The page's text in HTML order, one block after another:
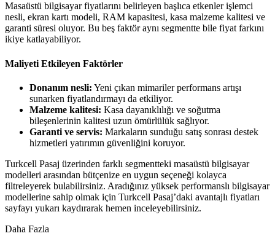
Masaüstü bilgisayar fiyatlarını belirleyen başlıca etkenler işlemci
nesli, ekran kartı modeli, RAM kapasitesi, kasa malzeme kalitesi ve
garanti süresi oluyor. Bu beş faktör aynı segmentte bile fiyat farkını
ikiye katlayabiliyor.
Maliyeti Etkileyen Faktörler
Donanım nesli: Yeni çıkan mimariler performans artışı
sunarken fiyatlandırmayı da etkiliyor.
Malzeme kalitesi: Kasa dayanıklılığı ve soğutma
bileşenlerinin kalitesi uzun ömürlülük sağlıyor.
Garanti ve servis: Markaların sunduğu satış sonrası destek
hizmetleri yatırımın güvenliğini koruyor.
Turkcell Pasaj üzerinden farklı segmentteki masaüstü bilgisayar
modelleri arasından bütçenize en uygun seçeneği kolayca
filtreleyerek bulabilirsiniz. Aradığınız yüksek performanslı bilgisayar
modellerine sahip olmak için Turkcell Pasaj’daki avantajlı fiyatları
sayfayı yukarı kaydırarak hemen inceleyebilirsiniz.
Daha Fazla